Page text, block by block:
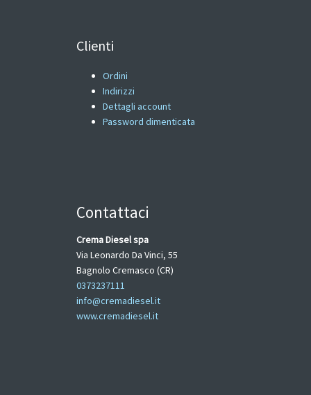
Clienti
Ordini
Indirizzi
Dettagli account
Password dimenticata
Contattaci
Crema Diesel spa
Via Leonardo Da Vinci, 55
Bagnolo Cremasco (CR)
0373237111
info@cremadiesel.it
www.cremadiesel.it